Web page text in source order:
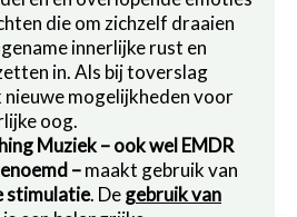
die om zichzelf draaien
innerlijke rust en
in. Als bij toverslag
nieuwe mogelijkheden voor
oog.
Muziek – ook wel EMDR
–maakt gebruik van
stimulatie. Degebruik van